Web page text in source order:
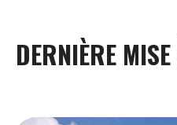
DERNIÈRE MISE